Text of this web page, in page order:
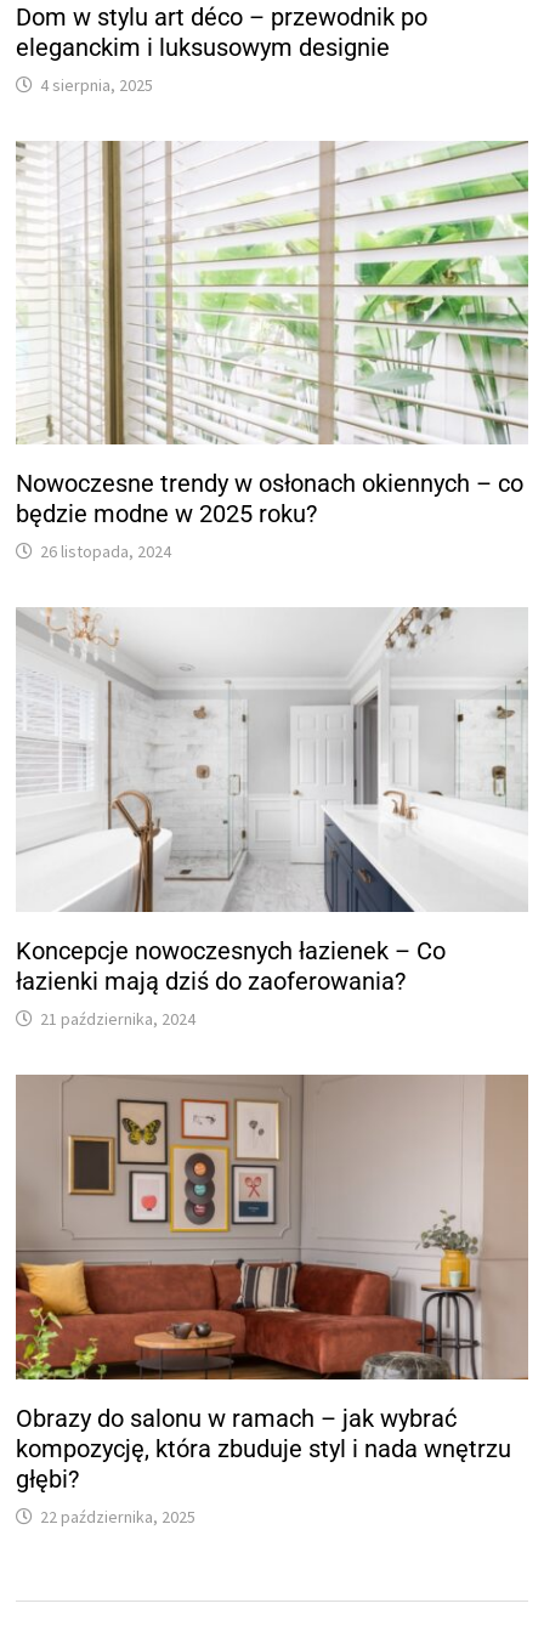
Dom w stylu art déco – przewodnik po
eleganckim i luksusowym designie
4 sierpnia, 2025
Nowoczesne trendy w osłonach okiennych – co
będzie modne w 2025 roku?
26 listopada, 2024
Koncepcje nowoczesnych łazienek – Co
łazienki mają dziś do zaoferowania?
21 października, 2024
Obrazy do salonu w ramach – jak wybrać
kompozycję, która zbuduje styl i nada wnętrzu
głębi?
22 października, 2025